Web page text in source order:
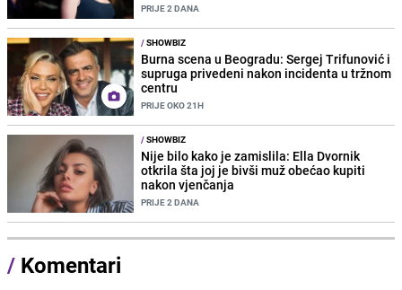
PRIJE 2 DANA
/SHOWBIZ
Burna scena u Beogradu: Sergej Trifunović i
supruga privedeni nakon incidenta u tržnom
centru
PRIJE OKO 21H
/SHOWBIZ
Nije bilo kako je zamislila: Ella Dvornik
otkrila šta joj je bivši muž obećao kupiti
nakon vjenčanja
PRIJE 2 DANA
/ Komentari